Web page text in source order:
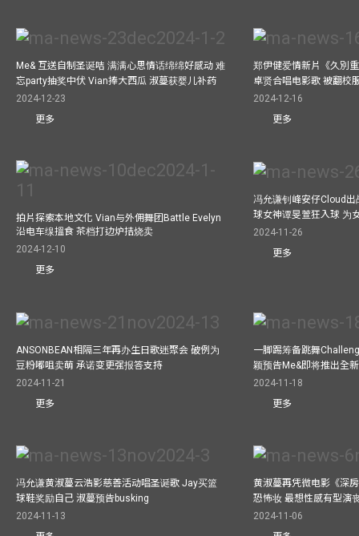
Me& 互送自制圣诞咭 满满心思情话绵绵好感动 难
忘party抽奖中伏 Vian捧大西瓜 淑蔓获婴儿补药
2024-12-23
更多
郑伊健爱情新片《久別
卓贤合唱电影歌 被翻校
2024-12-16
更多
拍片探索本地文化 Vian与外佣舞团Battle Evelyn
沿电车缐搵食 茶档打边炉拮烧卖
2024-12-10
更多
冯允谦钊峰安仔Cloud
球女神谭旻萱狂入球 为
2024-11-26
更多
ANSONBEAN相隔三年再办生日歌迷聚会 破例为
豆粉嘟咀卖萌 承诺变更强报答支持
2024-11-21
更多
一脚踢筹备跳舞
颖预告Me&即将推出全
2024-11-18
更多
冯允谦黄淑蔓云浩影慈善活动唱圣诞歌 Jay买篮
球鞋奖励自己 淑蔓预告busking
2024-11-13
黄淑蔓再凭微电影《深
恐怖妆 最想性感有型演
2024-11-06